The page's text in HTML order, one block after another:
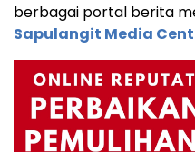
berbagai portal berita
Sapulangit Media